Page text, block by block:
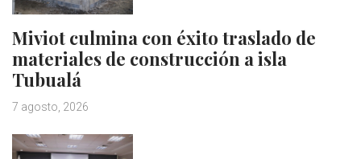
Miviot culmina con éxito traslado de
materiales de construcción a isla
Tubualá
7 agosto, 2026